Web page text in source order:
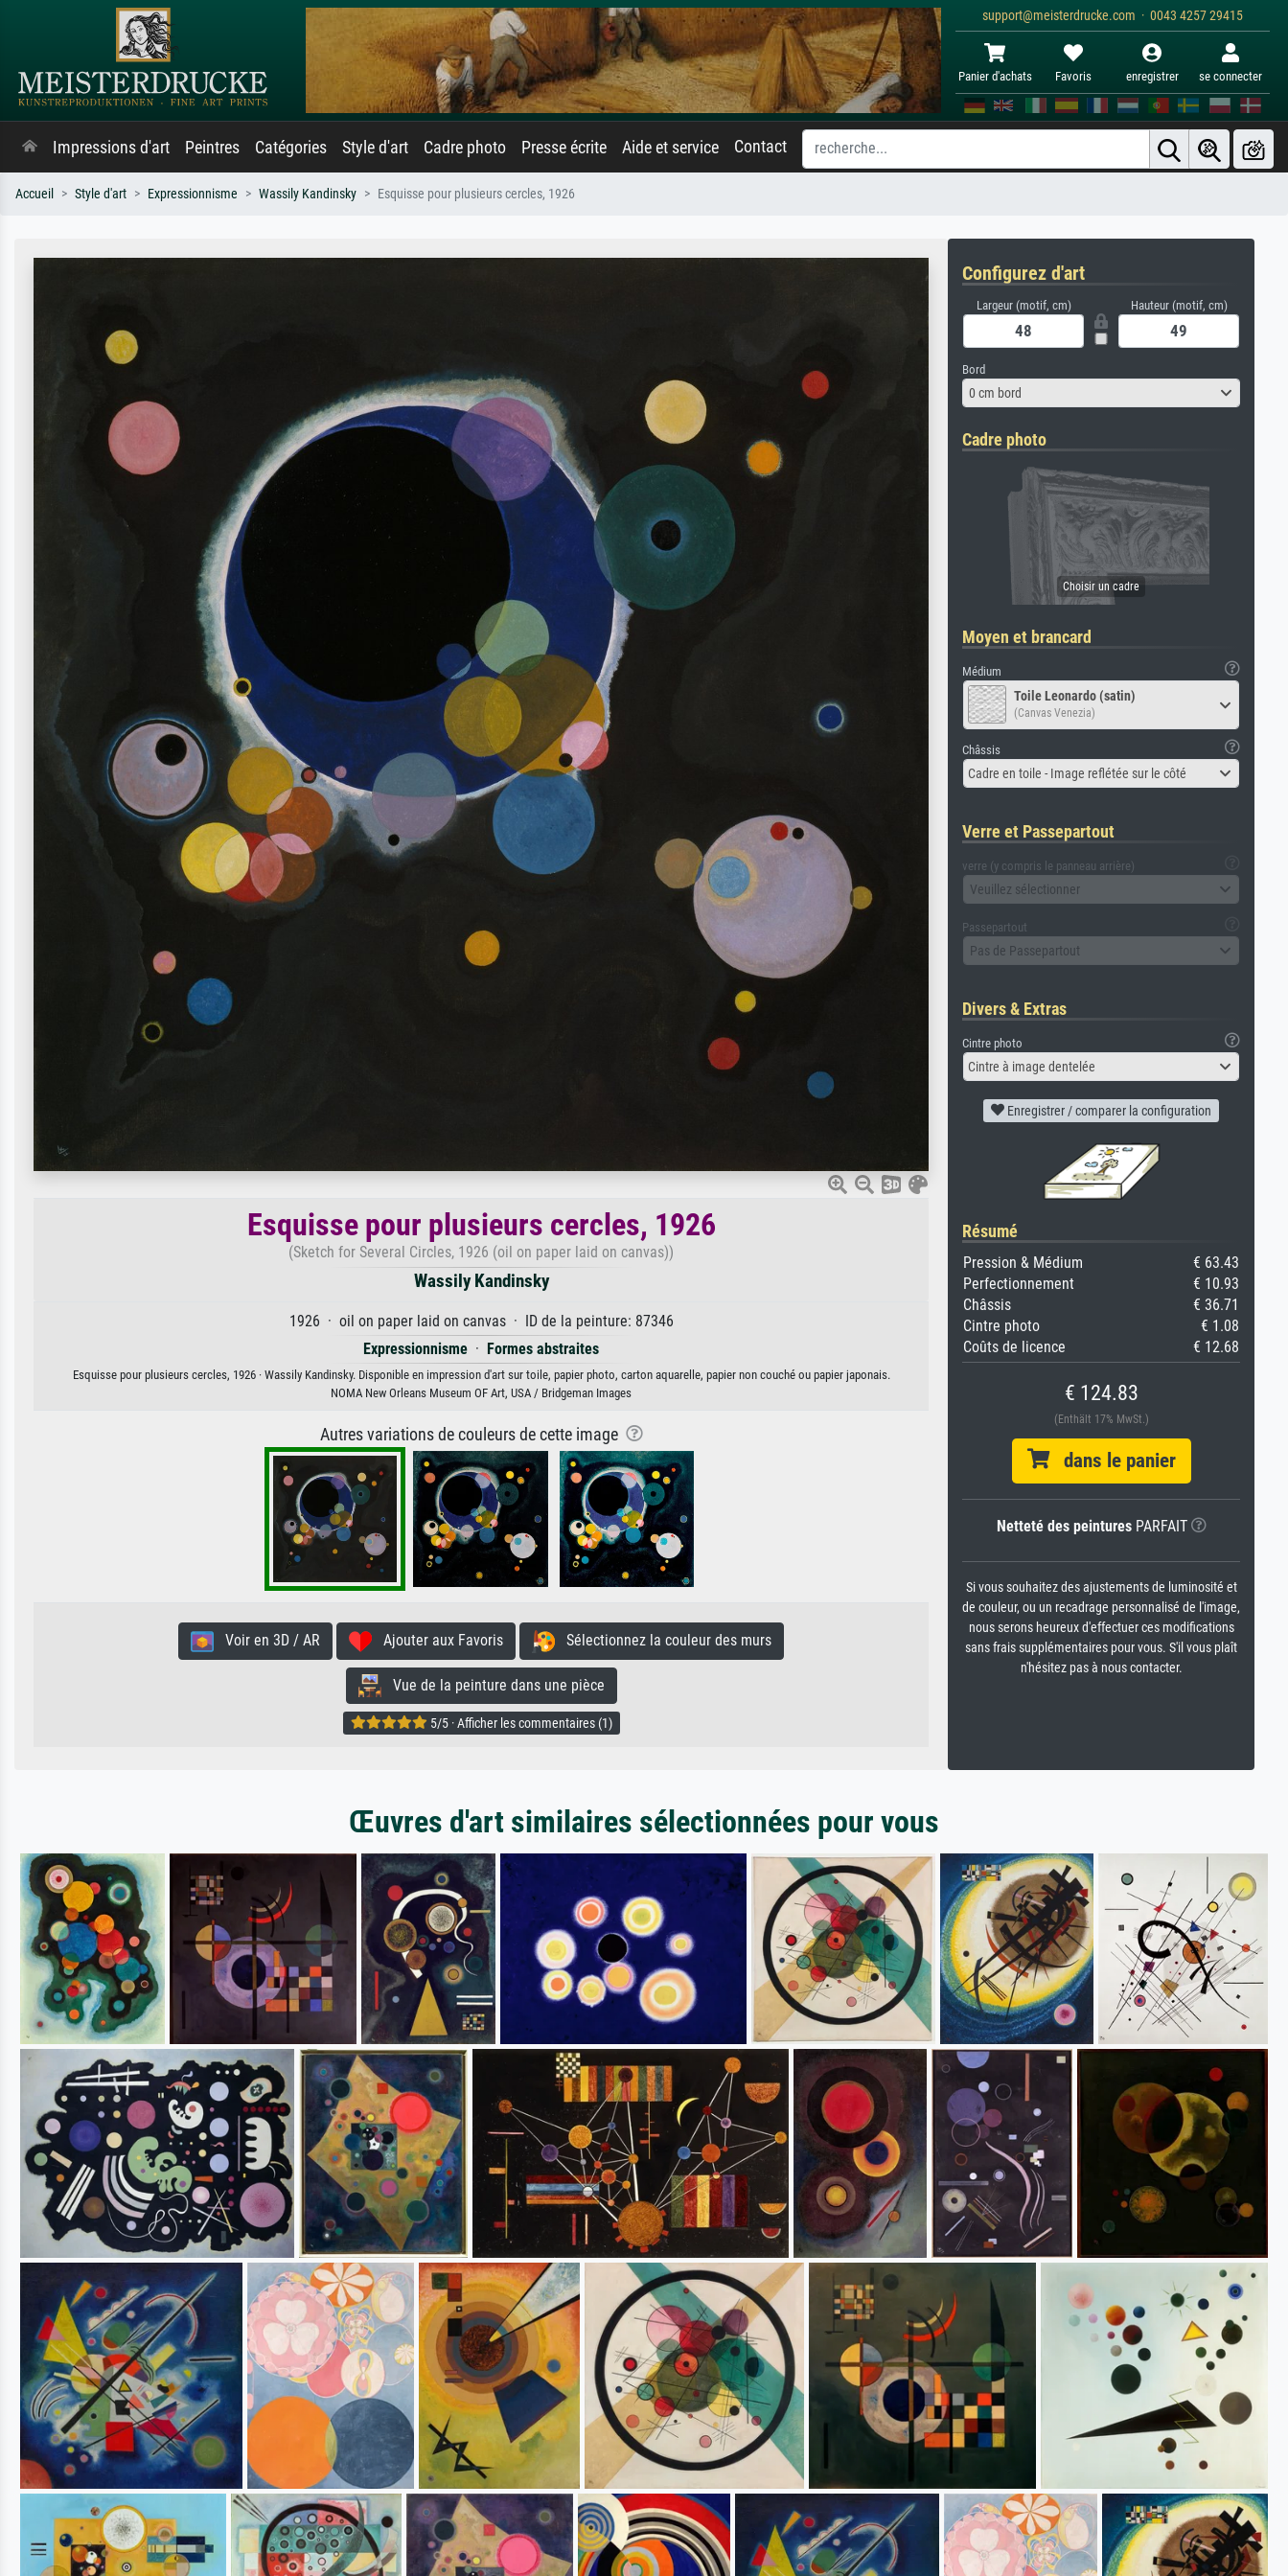
support@meisterdrucke.com · 0043 4257 29415
Panier d'achats Favoris enregistrer se connecter
Impressions d'art Peintres Catégories Style d'art Cadre photo Presse écrite Aide et service Contact
Accueil Style d'art Expressionnisme Wassily Kandinsky Esquisse pour plusieurs cercles, 1926
Esquisse pour plusieurs cercles, 1926
(Sketch for Several Circles, 1926 (oil on paper laid on canvas))
Wassily Kandinsky
1926 · oil on paper laid on canvas · ID de la peinture: 87346
Expressionnisme · Formes abstraites
Esquisse pour plusieurs cercles, 1926 · Wassily Kandinsky. Disponible en impression d'art sur toile, papier photo, carton aquarelle, papier non couché ou papier japonais.
NOMA New Orleans Museum OF Art, USA / Bridgeman Images
Autres variations de couleurs de cette image
Voir en 3D / AR Ajouter aux Favoris Sélectionnez la couleur des murs
Vue de la peinture dans une pièce
5/5 · Afficher les commentaires (1)
Configurez d'art
Largeur (motif, cm) Hauteur (motif, cm)
Bord
0 cm bord
Cadre photo
Moyen et brancard
Médium
Toile Leonardo (satin)
(Canvas Venezia)
Châssis
Cadre en toile - Image reflétée sur le côté
Verre et Passepartout
verre (y compris le panneau arrière)
Veuillez sélectionner
Passepartout
Pas de Passepartout
Divers & Extras
Cintre photo
Cintre à image dentelée
Enregistrer / comparer la configuration
Résumé
Pression & Médium
€ 63.43
Perfectionnement
€ 10.93
Châssis
€ 36.71
Cintre photo
€ 1.08
Coûts de licence
€ 12.68
€ 124.83
(Enthält 17% MwSt.)
dans le panier
Netteté des peinturesPARFAIT
Si vous souhaitez des ajustements de luminosité et
de couleur, ou un recadrage personnalisé de l'image,
nous serons heureux d'effectuer ces modifications
sans frais supplémentaires pour vous. S'il vous plaît
n'hésitez pas à nous contacter.
Œuvres d'art similaires sélectionnées pour vous